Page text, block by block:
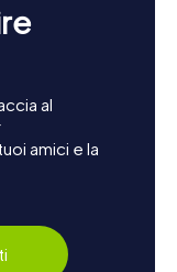
al
amici e la